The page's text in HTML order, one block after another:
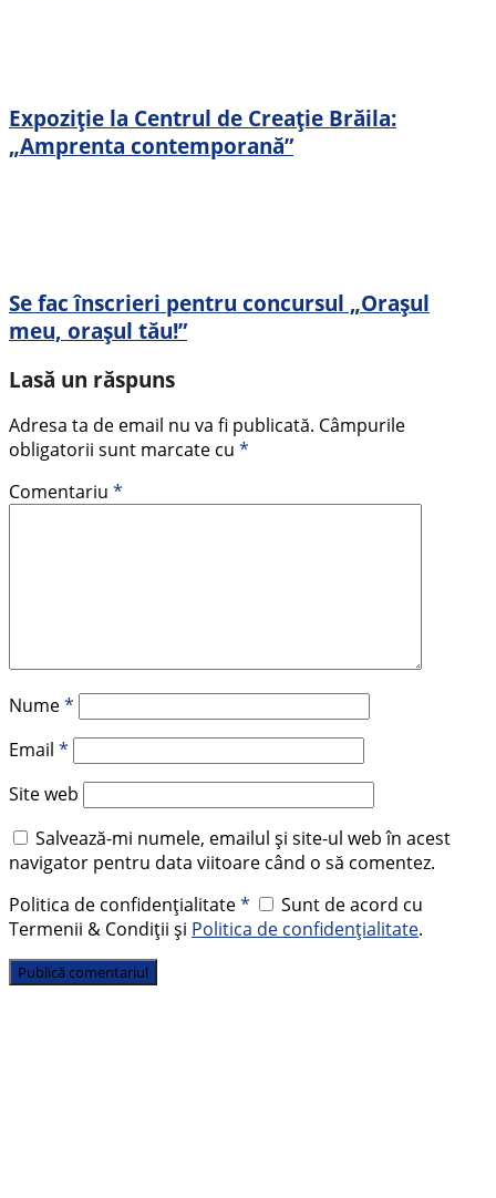
Expoziție la Centrul de Creație Brăila:
„Amprenta contemporană”
Se fac înscrieri pentru concursul „Oraşul
meu, oraşul tău!”
Lasă un răspuns
Adresa ta de email nu va fi publicată. Câmpurile
obligatorii sunt marcate cu *
Comentariu *
Nume*
Email *
Site web
Salvează-mi numele, emailul și site-ul web în acest
navigator pentru data viitoare când o să comentez.
Politica de confidențialitate*
Sunt de acord cu
Termenii & Condiții și Politica de confidențialitate.